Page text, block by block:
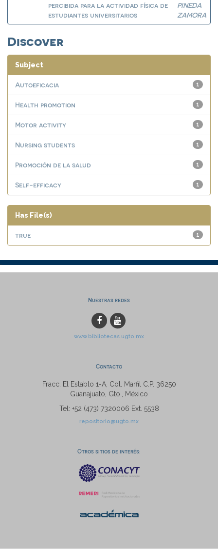
percibida para la actividad física de
estudiantes universitarios
PINEDA
ZAMORA
Discover
Subject
1
Autoeficacia
1
Health promotion
1
Motor activity
1
Nursing students
1
Promoción de la salud
1
Self-efficacy
Has File(s)
1
true
Nuestras redes
www.bibliotecas.ugto.mx
Contacto
Fracc. El Establo 1-A, Col. Marfil C.P. 36250
Guanajuato, Gto., México
Tel: +52 (473) 7320006 Ext. 5538
repositorio@ugto.mx
Otros sitios de interés: